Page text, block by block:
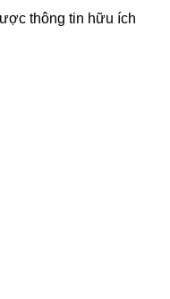
thông tin hữu ích